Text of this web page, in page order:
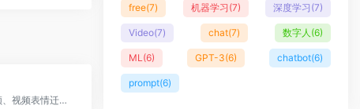
图片变视频、视频表情迁移、人像换装、人脸虚拟化、仿真人脸
free(7) 机器学习(7) 深度学习 (7)
Video(7) chat(7) 数字人 (6)
ML (6) GPT-3(6) chatbot(6)
prompt(6)